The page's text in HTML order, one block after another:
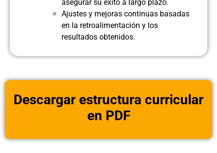
asegurar su éxito a largo plazo.
Ajustes y mejoras continuas basadas
en la retroalimentación y los
resultados obtenidos.
Descargar estructura curricular
en PDF